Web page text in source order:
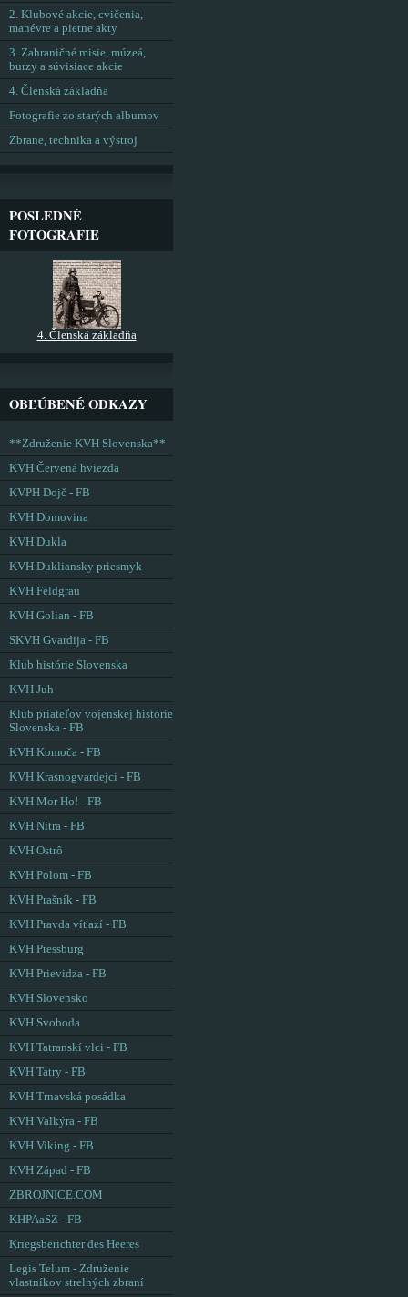
2. Klubové akcie, cvičenia,
manévre a pietne akty
3. Zahraničné misie, múzeá,
burzy a súvisiace akcie
4. Členská základňa
Fotografie zo starých albumov
Zbrane, technika a výstroj
POSLEDNÉ
FOTOGRAFIE
4. Členská základňa
OBĽÚBENÉ ODKAZY
**Združenie KVH Slovenska**
KVH Červená hviezda
KVPH Dojč - FB
KVH Domovina
KVH Dukla
KVH Dukliansky priesmyk
KVH Feldgrau
KVH Golian - FB
SKVH Gvardija - FB
Klub histórie Slovenska
KVH Juh
Klub priateľov vojenskej histórie
Slovenska - FB
KVH Komoča - FB
KVH Krasnogvardejci - FB
KVH Mor Ho! - FB
KVH Nitra - FB
KVH Ostrô
KVH Polom - FB
KVH Prašník - FB
KVH Pravda víťazí - FB
KVH Pressburg
KVH Prievidza - FB
KVH Slovensko
KVH Svoboda
KVH Tatranskí vlci - FB
KVH Tatry - FB
KVH Trnavská posádka
KVH Valkýra - FB
KVH Viking - FB
KVH Západ - FB
ZBROJNICE.COM
KHPAaSZ - FB
Kriegsberichter des Heeres
Legis Telum - Združenie
vlastníkov strelných zbraní